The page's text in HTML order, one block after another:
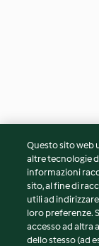
Confettura ai
(12)
Questo sito web
altre tecnologie
informazioni
sito, al fine di
utili ad
loro preferenze.
accesso ad altra
dello stesso (ad